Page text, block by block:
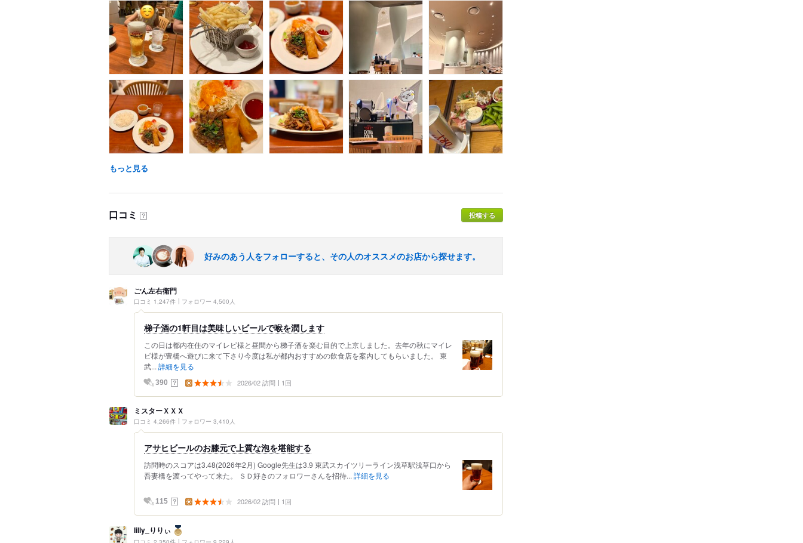
もっと見る
口コミ ？ 投稿する
好みのあう人をフォローすると、その人のオススメのお店から探せます。
ごん左右衛門
口コミ 1,247件 フォロワー 4,500人
梯子酒の1軒目は美味しいビールで喉を潤します
この日は都内在住のマイレビ様と昼間から梯子酒を楽む目的で上京しました。去年の秋にマイレ
ビ様が豊橋へ遊びに来て下さり今度は私が都内おすすめの飲食店を案内してもらいました。 東
武... 詳細を見る
390 ？ 2026/02 訪問 1回
ミスターＸＸＸ
口コミ 4,266件 フォロワー 3,410人
アサヒビールのお膝元で上質な泡を堪能する
訪問時のスコアは3.48(2026年2月) Google先生は3.9 東武スカイツリーライン浅草駅浅草口から
吾妻橋を渡ってやって来た。 ＳＤ好きのフォロワーさんを招待... 詳細を見る
115 ？ 2026/02 訪問 1回
lilly_りりぃ